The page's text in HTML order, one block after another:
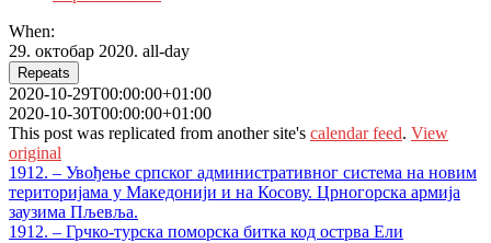
When:
29. октобар 2020. all-day
Repeats
2020-10-29T00:00:00+01:00
2020-10-30T00:00:00+01:00
This post was replicated from another site's calendar feed. View
original
Кретање
чланка
1912. – Увођење српског административног система на новим
територијама у Македонији и на Косову. Црногорска армија
заузима Пљевља.
1912. – Грчко-турска поморска битка код острва Ели